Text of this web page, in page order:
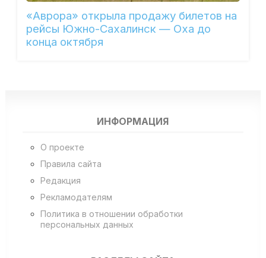
«Аврора» открыла продажу билетов на
рейсы Южно-Сахалинск — Оха до
конца октября
ИНФОРМАЦИЯ
О проекте
Правила сайта
Редакция
Рекламодателям
Политика в отношении обработки
персональных данных